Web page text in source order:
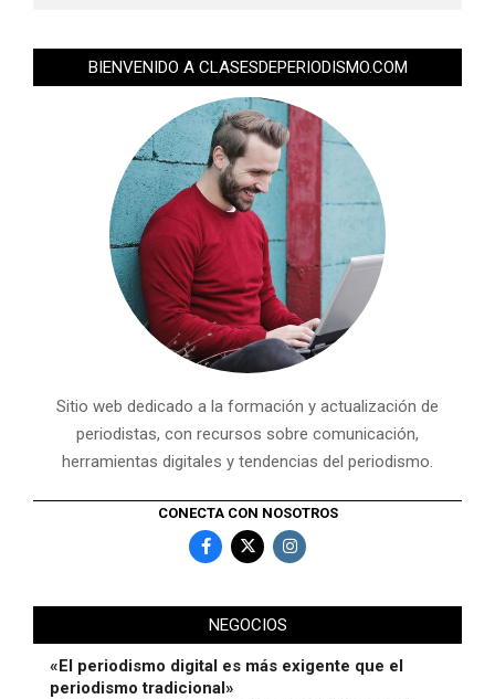
BIENVENIDO A CLASESDEPERIODISMO.COM
Sitio web dedicado a la formación y actualización de
periodistas, con recursos sobre comunicación,
herramientas digitales y tendencias del periodismo.
CONECTA CON NOSOTROS
NEGOCIOS
«El periodismo digital es más exigente que el
periodismo tradicional»